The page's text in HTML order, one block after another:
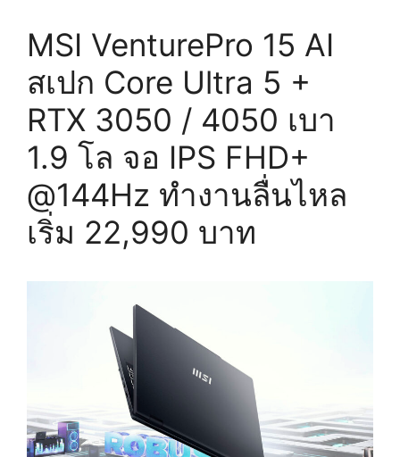
MSI VenturePro 15 AI
สเปก Core Ultra 5 +
RTX 3050 / 4050 เบา
1.9 โล จอ IPS FHD+
@144Hz ทำงานลื่นไหล
เริ่ม 22,990 บาท